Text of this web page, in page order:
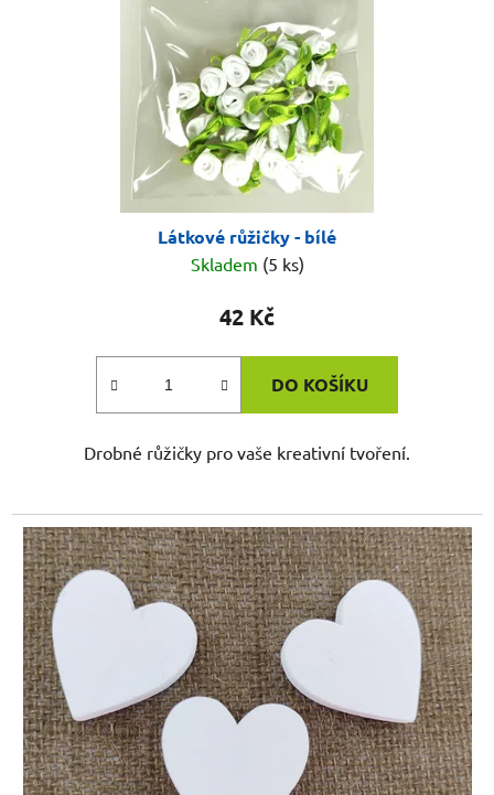
Látkové růžičky - bílé
Skladem (5 ks)
42 Kč
DO KOŠÍKU
Drobné růžičky pro vaše kreativní tvoření.